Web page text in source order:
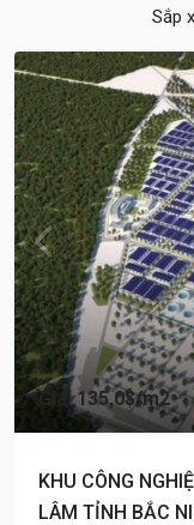
Sắp
Giá: 135,0$/m2
KHU CÔNG
LÂM TỈNH BẮC